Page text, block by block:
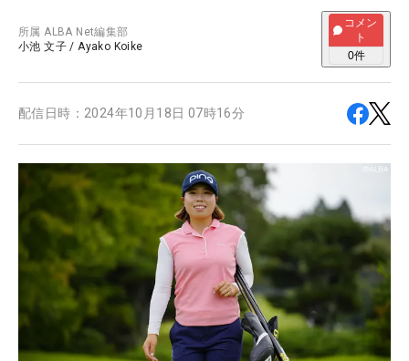
所属ALBA Net編集部
小池 文子 /Ayako Koike
コメン
ト
0件
配信日時： 2024年10月18日 07時16分